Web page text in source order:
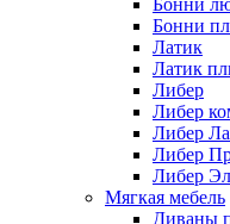
Бонни
Бонни
Латик
Латик
Либер
Либер
Либер
Либер
Либер
Мягкая мебель
Диваны